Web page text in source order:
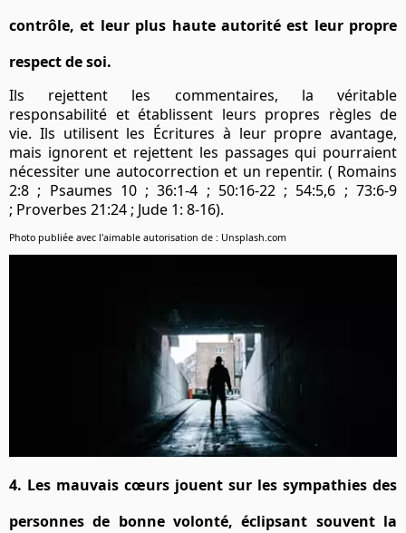
contrôle, et leur plus haute autorité est leur propre
respect de soi.
Ils rejettent les commentaires, la véritable
responsabilité et établissent leurs propres règles de
vie. Ils utilisent les Écritures à leur propre avantage,
mais ignorent et rejettent les passages qui pourraient
nécessiter une autocorrection et un repentir. ( Romains
2:8 ; Psaumes 10 ; 36:1-4 ; 50:16-22 ; 54:5,6 ; 73:6-9
; Proverbes 21:24 ; Jude 1: 8-16).
Photo publiée avec l'aimable autorisation de : Unsplash.com
4. Les mauvais cœurs jouent sur les sympathies des
personnes de bonne volonté, éclipsant souvent la